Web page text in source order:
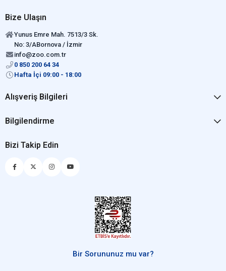
Bize Ulaşın
Yunus Emre Mah. 7513/3 Sk.
No: 3/ABornova / İzmir
info@zoo.com.tr
0 850 200 64 34
Hafta İçi 09:00 - 18:00
Alışveriş Bilgileri
Bilgilendirme
Bizi Takip Edin
Bir Sorununuz mu var?